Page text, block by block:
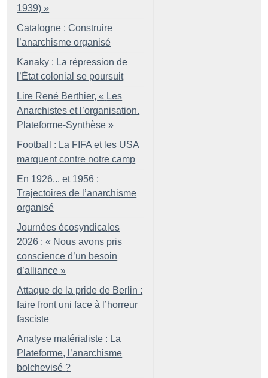
1939) »
Catalogne : Construire
l’anarchisme organisé
Kanaky : La répression de
l’État colonial se poursuit
Lire René Berthier, « Les
Anarchistes et l’organisation.
Plateforme-Synthèse »
Football : La FIFA et les USA
marquent contre notre camp
En 1926... et 1956 :
Trajectoires de l’anarchisme
organisé
Journées écosyndicales
2026 : « Nous avons pris
conscience d’un besoin
d’alliance »
Attaque de la pride de Berlin :
faire front uni face à l’horreur
fasciste
Analyse matérialiste : La
Plateforme, l’anarchisme
bolchevisé ?